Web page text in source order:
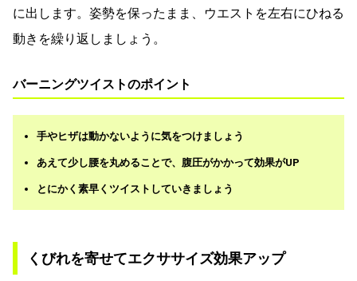
に出します。姿勢を保ったまま、ウエストを左右にひねる
動きを繰り返しましょう。
バーニングツイストのポイント
手やヒザは動かないように気をつけましょう
あえて少し腰を丸めることで、腹圧がかかって効果がUP
とにかく素早くツイストしていきましょう
くびれを寄せてエクササイズ効果アップ